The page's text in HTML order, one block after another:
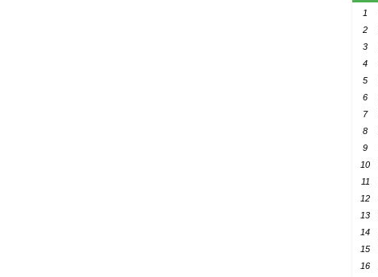
1
2
3
4
5
6
7
8
9
10
11
12
13
14
15
16